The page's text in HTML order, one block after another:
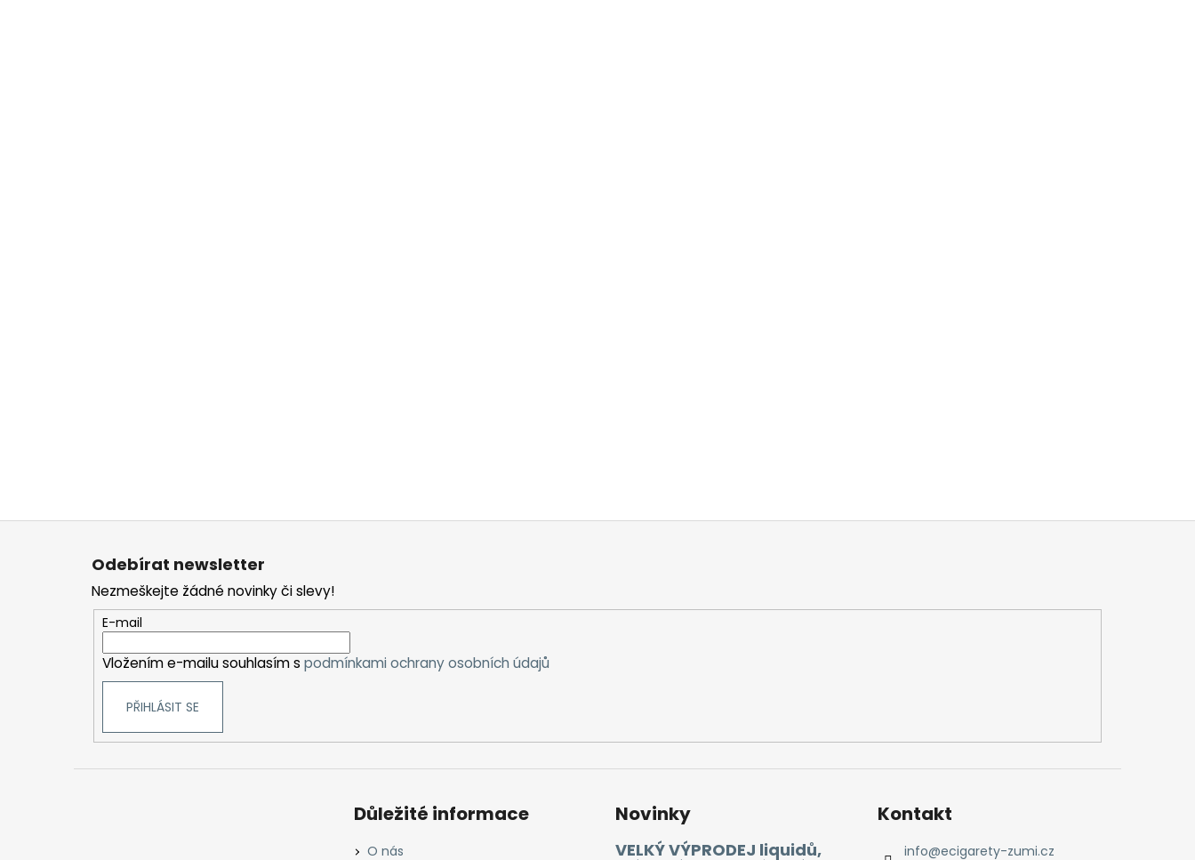
Odebírat newsletter
Nezmeškejte žádné novinky či slevy!
E-mail
Vložením e-mailu souhlasím s podmínkami ochrany osobních údajů
PŘIHLÁSIT SE
Důležité informace
O nás
Novinky
VELKÝ VÝPRODEJ liquidů,
Kontakt
info@ecigarety-zumi.cz